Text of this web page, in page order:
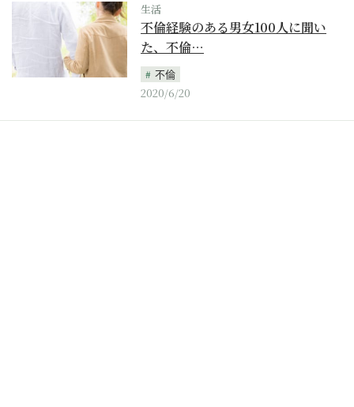
生活
不倫経験のある男女100人に聞い
た、不倫…
不倫
2020/6/20